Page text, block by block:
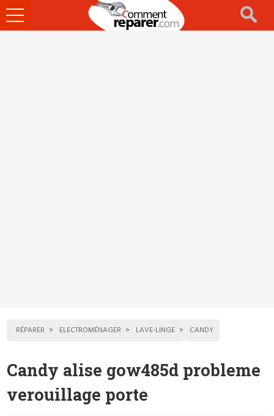
Ouvrir
le
RÉPARER ELECTROMÉNAGER LAVE-LINGE CANDY
Candy alise gow485d probleme
verouillage porte